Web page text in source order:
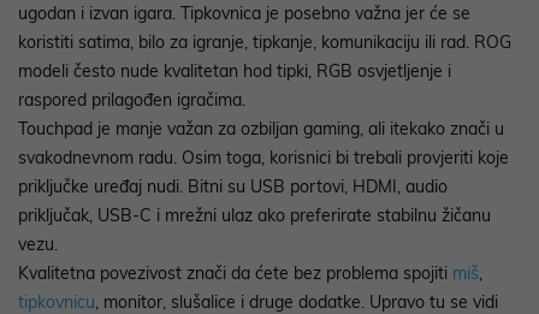
ugodan i izvan igara. Tipkovnica je posebno važna jer će se
koristiti satima, bilo za igranje, tipkanje, komunikaciju ili rad. ROG
modeli često nude kvalitetan hod tipki, RGB osvjetljenje i
raspored prilagođen igračima.
Touchpad je manje važan za ozbiljan gaming, ali itekako znači u
svakodnevnom radu. Osim toga, korisnici bi trebali provjeriti koje
priključke uređaj nudi. Bitni su USB portovi, HDMI, audio
priključak, USB-C i mrežni ulaz ako preferirate stabilnu žičanu
vezu.
Kvalitetna povezivost znači da ćete bez problema spojiti miš,
tipkovnicu, monitor, slušalice i druge dodatke. Upravo tu se vidi